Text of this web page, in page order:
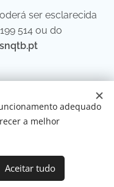
ser esclarecida
514 ou do
adequado
a melhor
Aceitar tudo